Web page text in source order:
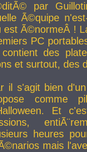
par
Ã©quipe
est Ã©normeÂ !
PC
des
et surtout, des
il s'agit bien
comme
Et
heures
mais